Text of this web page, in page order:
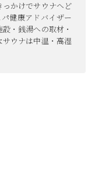
っかけでサウナへど
健康アドバイザー
・銭湯への取材・
ウナは中温・高湿